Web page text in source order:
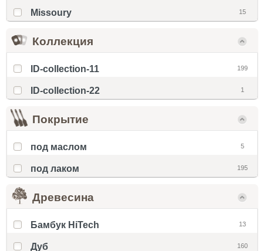
Missoury 15
Коллекция
ID-collection-11 199
ID-collection-22 1
Покрытие
под маслом 5
под лаком 195
Древесина
Бамбук HiTech 13
Дуб 160